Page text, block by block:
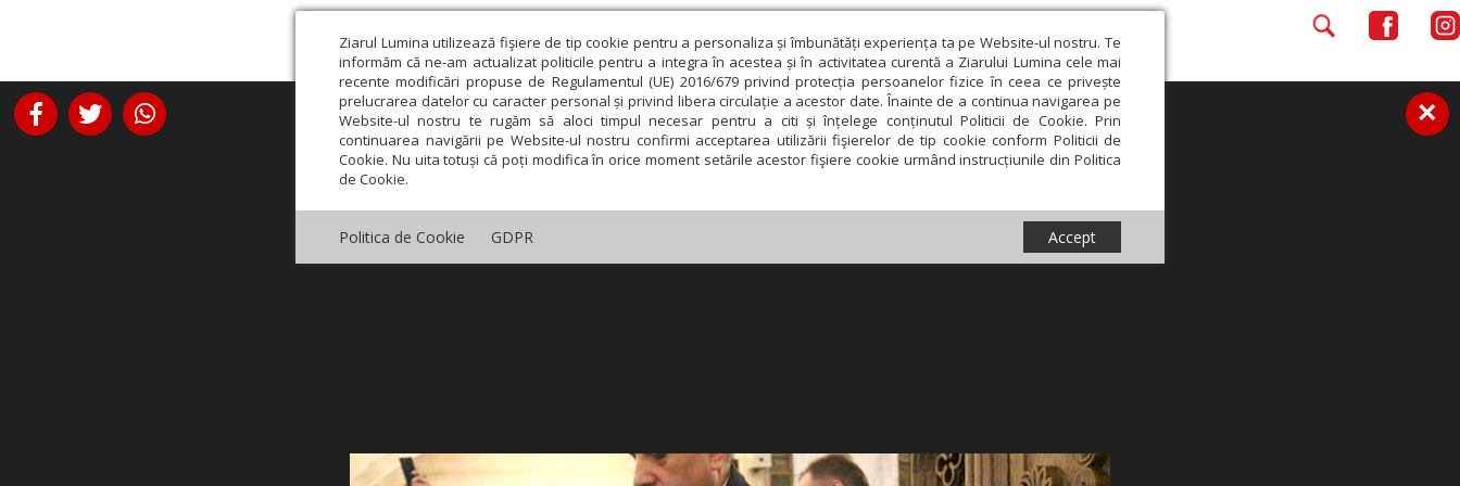
Ziarul Lumina utilizează fişiere de tip cookie pentru a personaliza și îmbunătăți experiența ta pe Website-ul nostru. Te
informăm că ne-am actualizat politicile pentru a integra în acestea și în activitatea curentă a Ziarului Lumina cele mai
recente modificări propuse de Regulamentul (UE) 2016/679 privind protecția persoanelor fizice în ceea ce privește
prelucrarea datelor cu caracter personal și privind libera circulație a acestor date. Înainte de a continua navigarea pe
Website-ul nostru te rugăm să aloci timpul necesar pentru a citi și înțelege conținutul Politicii de Cookie. Prin
continuarea navigării pe Website-ul nostru confirmi acceptarea utilizării fişierelor de tip cookie conform Politicii de
Cookie. Nu uita totuși că poți modifica în orice moment setările acestor fişiere cookie urmând instrucțiunile din Politica
de Cookie.
Politica de Cookie GDPR Accept
×